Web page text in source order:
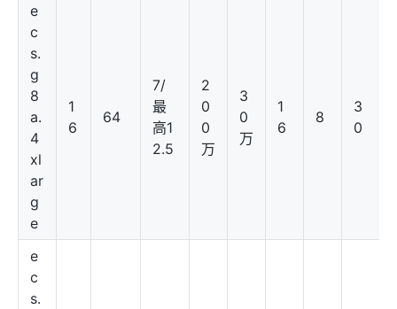
e
c
s.
g
8
a.
4
xl
ar
g
e
1
6
64
7/
最
高1
2.5
2
0
0
万
3
0
万
1
6
8
3
0
e
c
s.